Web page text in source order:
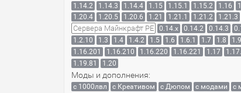
1.14.2
1.14.3 1.14.4 1.15 1.15.1 1.15.2 1.16
1.20.4
1.20.5 1.20.6 1.21 1.21.1 1.21.2 1.21.3
Сервера Майнкрафт PE 0.14.x 0.14.2 0.14.3
1.2.10
1.3 1.4 1.4.2 1.5 1.6 1.6.1 1.7 1.8 1.9
1.16.201
1.16.210 1.16.220 1.16.221 1.17
1.19.81
1.20
Моды и дополнения:
с 1000лвл c Креативом с Дюпом с модами с